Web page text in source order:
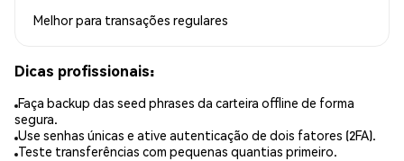
Melhor para transações regulares
Dicas profissionais:
Faça backup das seed phrases da carteira offline de forma
segura.
Use senhas únicas e ative autenticação de dois fatores (2FA).
Teste transferências com pequenas quantias primeiro.